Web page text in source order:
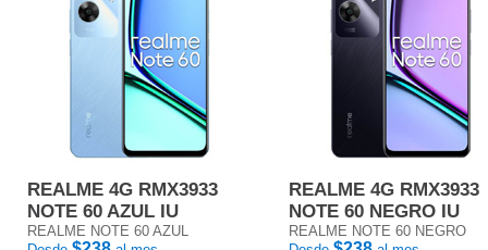
REALME 4G RMX3933
NOTE 60 AZUL IU
REALME NOTE 60 AZUL
REALME 4G RMX3933
NOTE 60 NEGRO IU
REALME NOTE 60 NEGRO